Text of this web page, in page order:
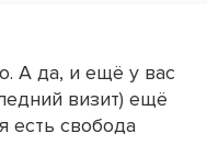
А да, и ещё у вас
визит) ещё
есть свобода